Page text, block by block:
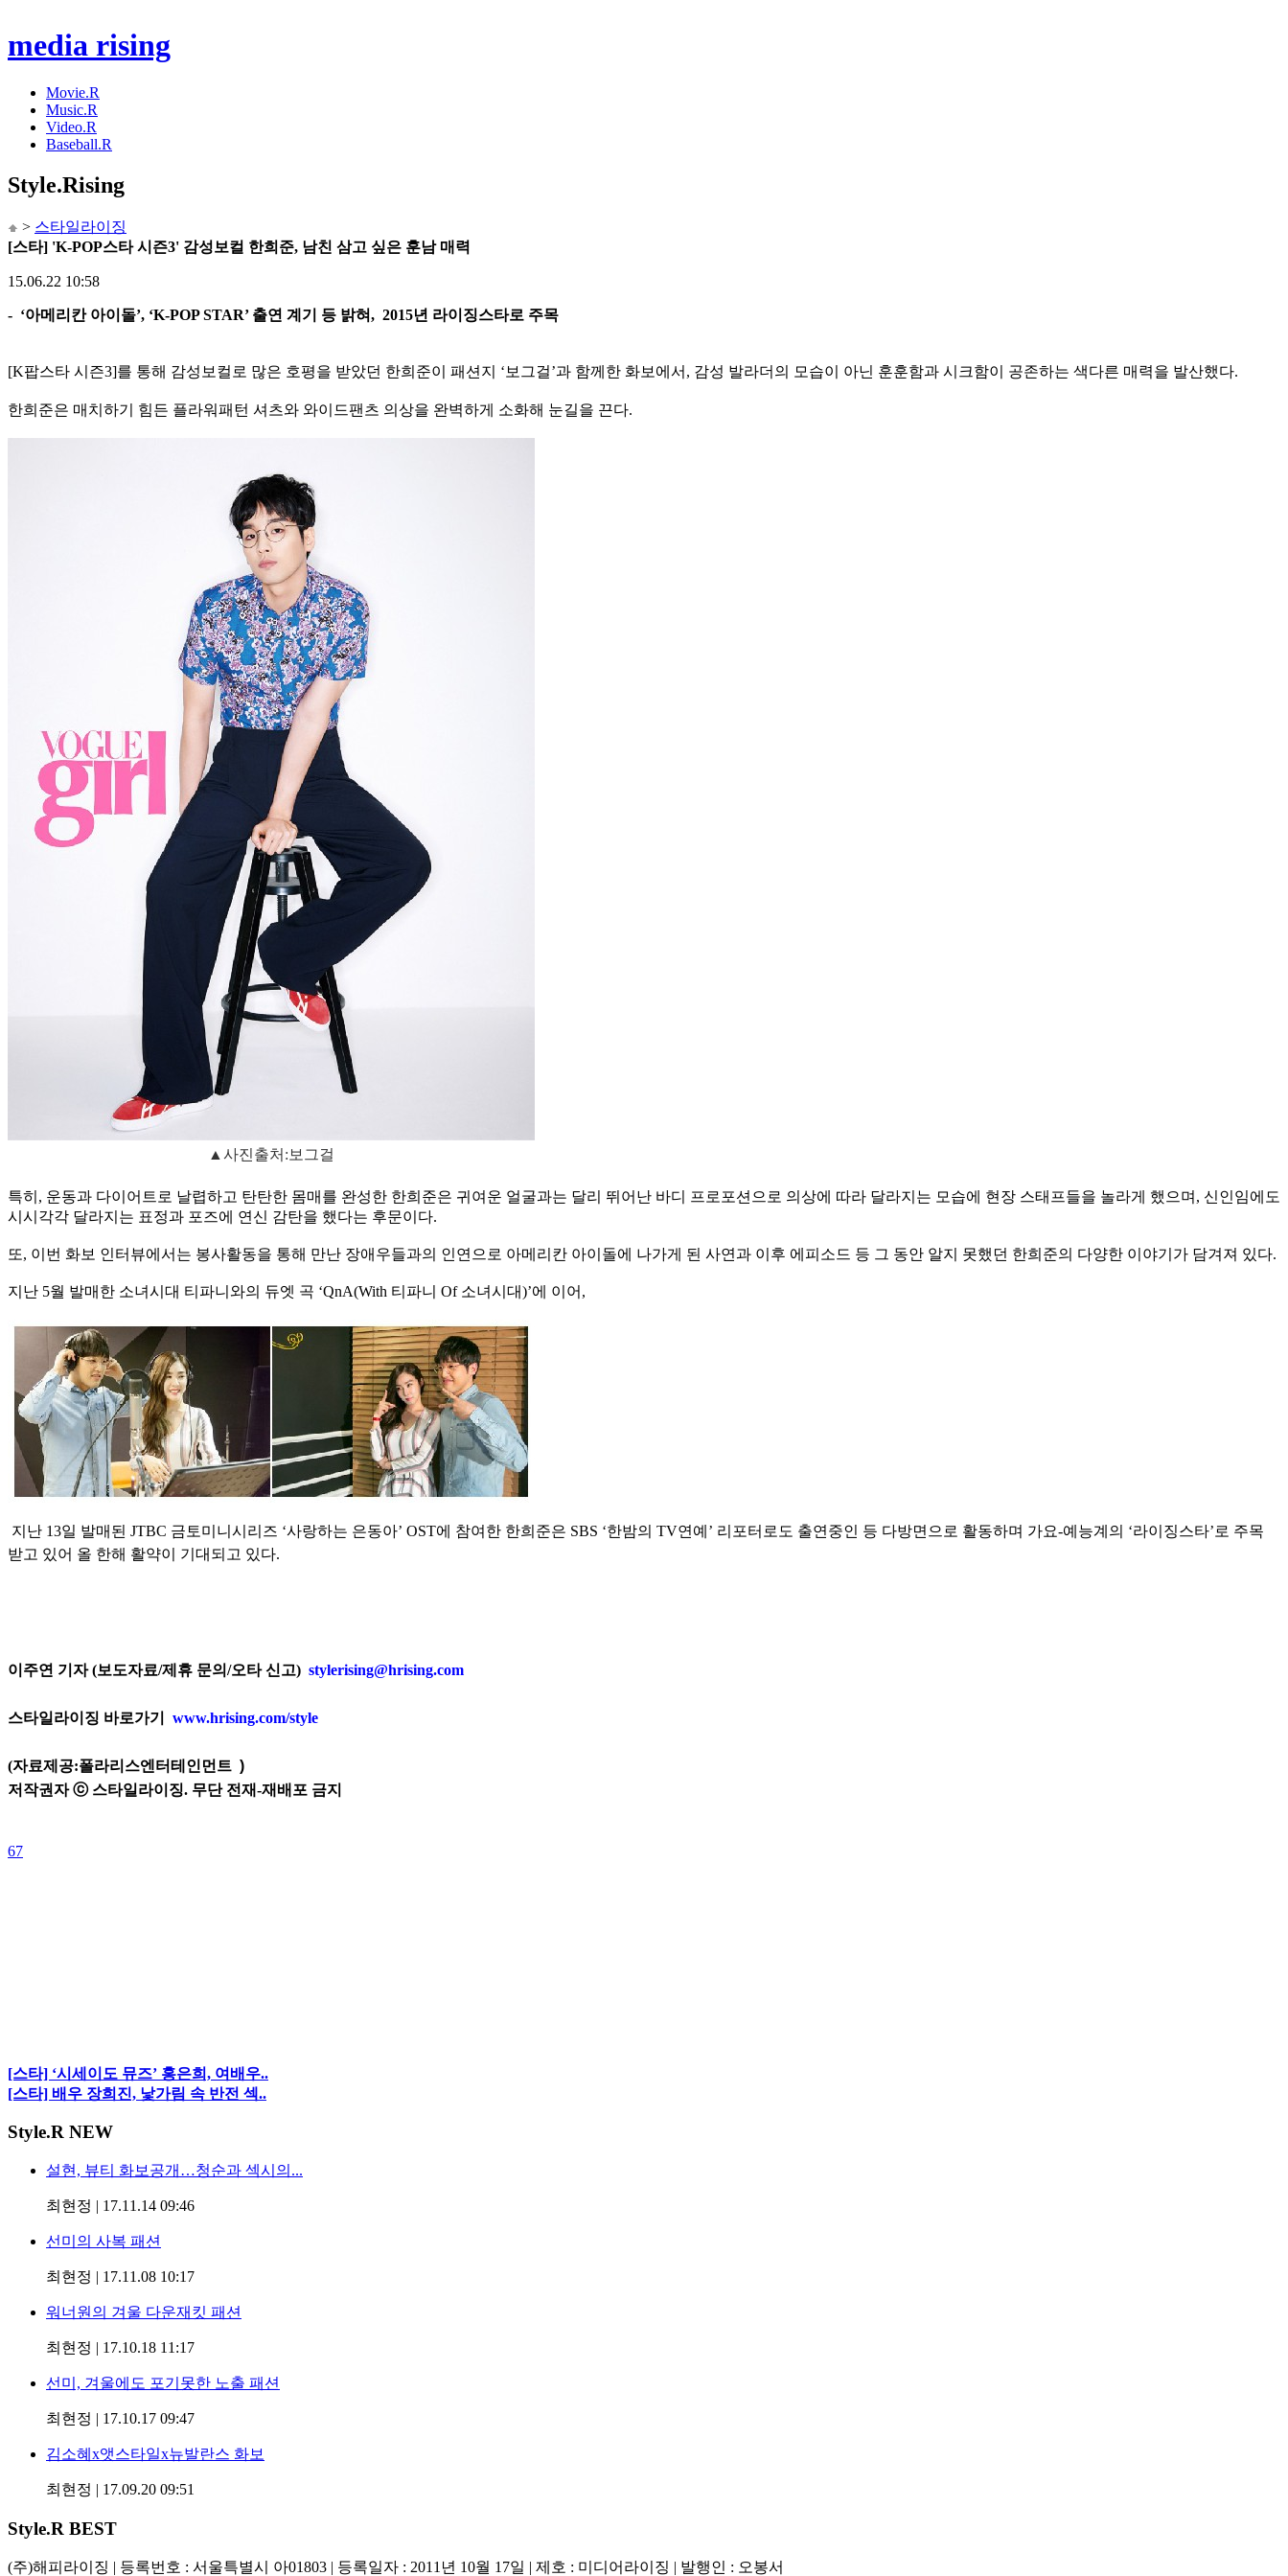
media rising
Movie.R
Music.R
Video.R
Baseball.R
Style.Rising
> 스타일라이징
[스타] 'K-POP스타 시즌3' 감성보컬 한희준, 남친 삼고 싶은 훈남 매력
15.06.22 10:58
- ‘아메리칸 아이돌’, ‘K-POP STAR’ 출연 계기 등 밝혀, 2015년 라이징스타로 주목
[K팝스타 시즌3]를 통해 감성보컬로 많은 호평을 받았던 한희준이 패션지 ‘보그걸’과 함께한 화보에서, 감성 발라더의 모습이 아닌 훈훈함과 시크함이 공존하는 색다른 매력을 발산했다.
한희준은 매치하기 힘든 플라워패턴 셔츠와 와이드팬츠 의상을 완벽하게 소화해 눈길을 끈다.
▲사진출처:보그걸
특히, 운동과 다이어트로 날렵하고 탄탄한 몸매를 완성한 한희준은 귀여운 얼굴과는 달리 뛰어난 바디 프로포션으로 의상에 따라 달라지는 모습에 현장 스태프들을 놀라게 했으며, 신인임에도
시시각각 달라지는 표정과 포즈에 연신 감탄을 했다는 후문이다.
또, 이번 화보 인터뷰에서는 봉사활동을 통해 만난 장애우들과의 인연으로 아메리칸 아이돌에 나가게 된 사연과 이후 에피소드 등 그 동안 알지 못했던 한희준의 다양한 이야기가 담겨져 있다.
지난 5월 발매한 소녀시대 티파니와의 듀엣 곡 ‘QnA(With 티파니 Of 소녀시대)’에 이어,
지난 13일 발매된 JTBC 금토미니시리즈 ‘사랑하는 은동아’ OST에 참여한 한희준은 SBS ‘한밤의 TV연예’ 리포터로도 출연중인 등 다방면으로 활동하며 가요-예능계의 ‘라이징스타’로 주목
받고 있어 올 한해 활약이 기대되고 있다.
이주연 기자 (보도자료/제휴 문의/오타 신고) stylerising@hrising.com
스타일라이징 바로가기 www.hrising.com/style
(자료제공:폴라리스엔터테인먼트 )
저작권자 ⓒ 스타일라이징. 무단 전재-재배포 금지
67
[스타] ‘시세이도 뮤즈’ 홍은희, 여배우..
[스타] 배우 장희진, 낯가림 속 반전 섹..
Style.R NEW
설현, 뷰티 화보공개…청순과 섹시의...
최현정 | 17.11.14 09:46
선미의 사복 패션
최현정 | 17.11.08 10:17
워너원의 겨울 다운재킷 패션
최현정 | 17.10.18 11:17
선미, 겨울에도 포기못한 노출 패션
최현정 | 17.10.17 09:47
김소혜x앳스타일x뉴발란스 화보
최현정 | 17.09.20 09:51
Style.R BEST
(주)해피라이징 | 등록번호 : 서울특별시 아01803 | 등록일자 : 2011년 10월 17일 | 제호 : 미디어라이징 | 발행인 : 오봉서